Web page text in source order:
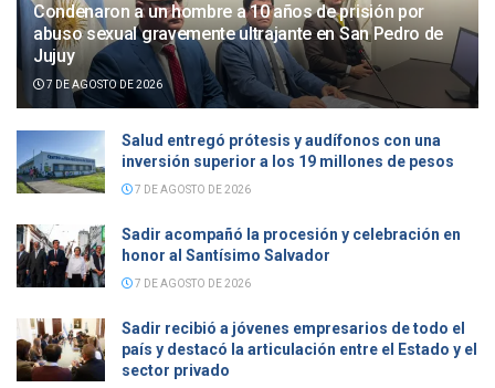
Condenaron a un hombre a 10 años de prisión por
abuso sexual gravemente ultrajante en San Pedro de
Jujuy
7 DE AGOSTO DE 2026
Salud entregó prótesis y audífonos con una
inversión superior a los 19 millones de pesos
7 DE AGOSTO DE 2026
Sadir acompañó la procesión y celebración en
honor al Santísimo Salvador
7 DE AGOSTO DE 2026
Sadir recibió a jóvenes empresarios de todo el
país y destacó la articulación entre el Estado y el
sector privado